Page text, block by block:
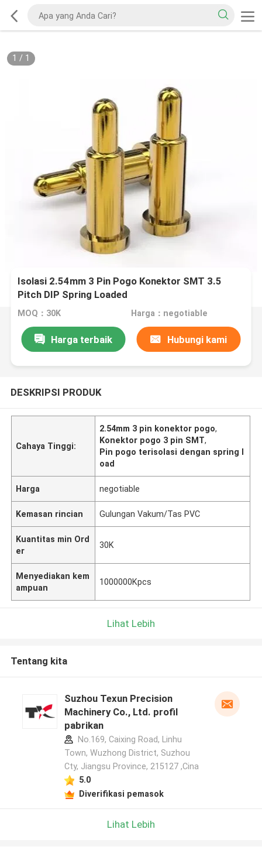
1 / 1
Isolasi 2.54mm 3 Pin Pogo Konektor SMT 3.5
Pitch DIP Spring Loaded
MOQ：30K Harga：negotiable
Harga terbaik Hubungi kami
DESKRIPSI PRODUK
Cahaya Tinggi:
2.54mm 3 pin konektor pogo,
Konektor pogo 3 pin SMT,
Pin pogo terisolasi dengan spring l
oad
Harga negotiable
Kemasan rincian Gulungan Vakum/Tas PVC
Kuantitas min Ord
er
30K
Menyediakan kem
ampuan
1000000Kpcs
Lihat Lebih
Tentang kita
Suzhou Texun Precision
Machinery Co., Ltd. profil
pabrikan
No.169, Caixing Road, Linhu
Town, Wuzhong District, Suzhou
Cty, Jiangsu Province, 215127 ,Cina
5.0
Diverifikasi pemasok
Lihat Lebih